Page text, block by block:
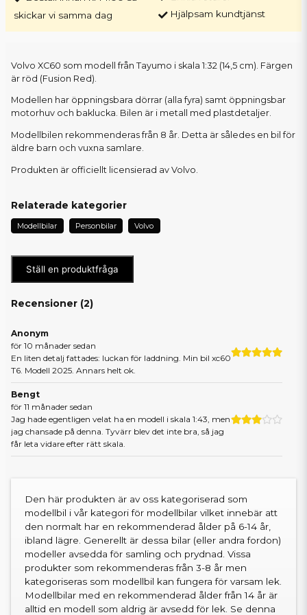
skickar vi samma dag
Hjälpsam kundtjänst
Volvo XC60 som modell från Tayumo i skala 1:32 (14,5 cm). Färgen
är röd (Fusion Red).
Modellen har öppningsbara dörrar (alla fyra) samt öppningsbar
motorhuv och baklucka. Bilen är i metall med plastdetaljer.
Modellbilen rekommenderas från 8 år. Detta är således en bil för
äldre barn och vuxna samlare.
Produkten är officiellt licensierad av Volvo.
Relaterade kategorier
Modellbilar Personbilar Volvo
Ställ en produktfråga
Recensioner (2)
Anonym
för 10 månader sedan
En liten detalj fattades: luckan för laddning. Min bil xc60
T6. Modell 2025. Annars helt ok.
Bengt
för 11 månader sedan
Jag hade egentligen velat ha en modell i skala 1:43, men
jag chansade på denna. Tyvärr blev det inte bra, så jag
får leta vidare efter rätt skala.
Den här produkten är av oss kategoriserad som
modellbil i vår kategori för modellbilar vilket innebär att
den normalt har en rekommenderad ålder på 6-14 år,
ibland lägre. Generellt är dessa bilar (eller andra fordon)
modeller avsedda för samling och prydnad. Vissa
produkter som rekommenderas från 3-8 år men
kategoriseras som modellbil kan fungera för varsam lek.
Modellbilar med en rekommenderad ålder från 14 år är
alltid en modell som aldrig är avsedd för lek. Se denna